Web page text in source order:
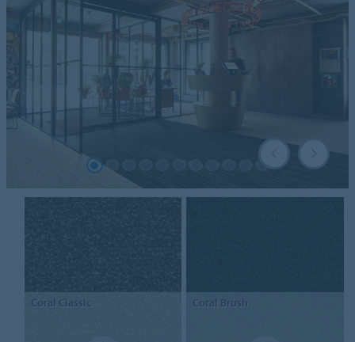
Coral Classic Coral Brush